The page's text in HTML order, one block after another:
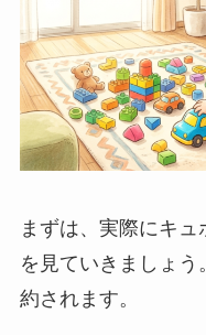
まずは、実際にキ
を見ていきましょ
約されます。